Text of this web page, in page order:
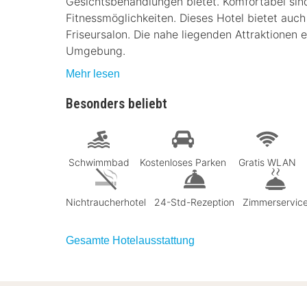
Fitnessmöglichkeiten. Dieses Hotel bietet
Friseursalon. Die nahe liegenden
Umgebung.
Mehr lesen
Besonders beliebt
Schwimmbad Kostenloses Parken Gratis WLAN
Nichtraucherhotel 24-Std-Rezeption
Gesamte Hotelausstattung